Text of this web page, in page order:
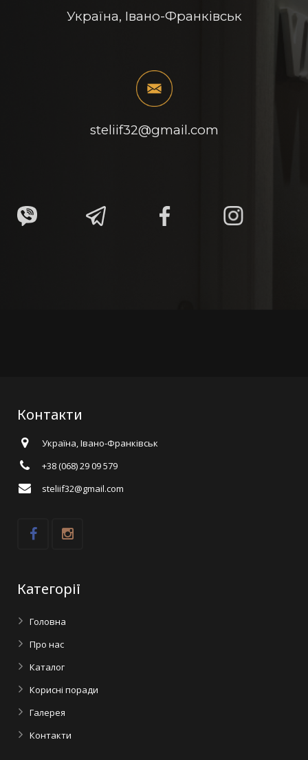
Україна, Івано-Франківськ
steliif32@gmail.com
Контакти
Україна, Івано-Франківськ
+38 (068) 29 09 579
steliif32@gmail.com
Категорії
Головна
Про нас
Каталог
Корисні поради
Галерея
Контакти